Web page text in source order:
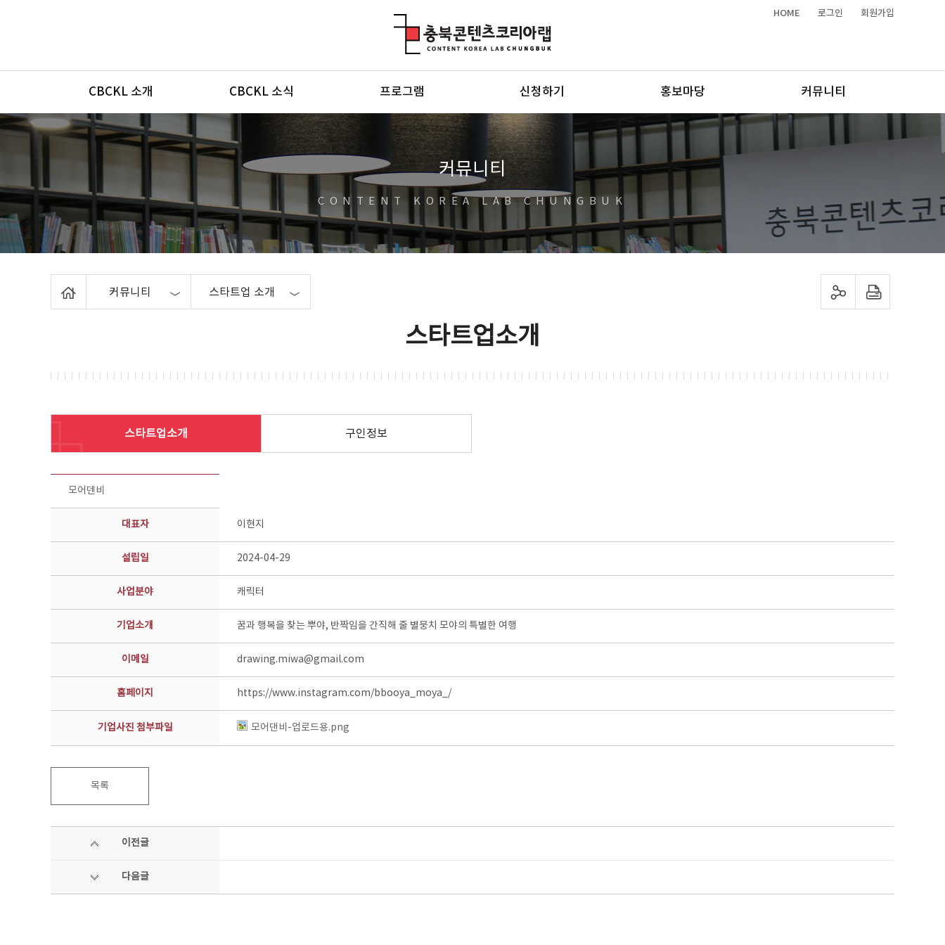
HOME 로그인 회원가입
메뉴
CBCKL 소개 CBCKL 소식 프로그램 신청하기 홍보마당 커뮤니티
커뮤니티
CONTENT KOREA LAB CHUNGBUK
커뮤니티 스타트업 소개 sns 공유하기 프린트하기
스타트업소개
스타트업소개 구인정보
스타트업 기업소개 상세보기 - 제목, 담당부서, 담당자, 담당연락처, 내용, 첨부파일 정보 제공
모어덴비
대표자 이현지
설립일 2024-04-29
사업분야 캐릭터
기업소개 꿈과 행복을 찾는 뿌야, 반짝임을 간직해 줄 별뭉치 모야의 특별한 여행
이메일 drawing.miwa@gmail.com
홈페이지 https://www.instagram.com/bbooya_moya_/
기업사진 첨부파일 모어댄비-업로드용.png
목록
이전글
다음글